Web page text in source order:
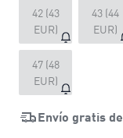
42 (43
EUR)
43 (44
EUR)
47 (48
EUR)
Envío gratis